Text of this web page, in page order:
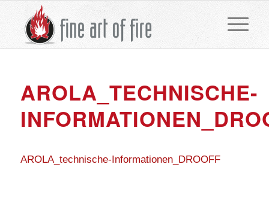
AROLA_TECHNISCHE-
AROLA_technische-Informationen_DROOFF